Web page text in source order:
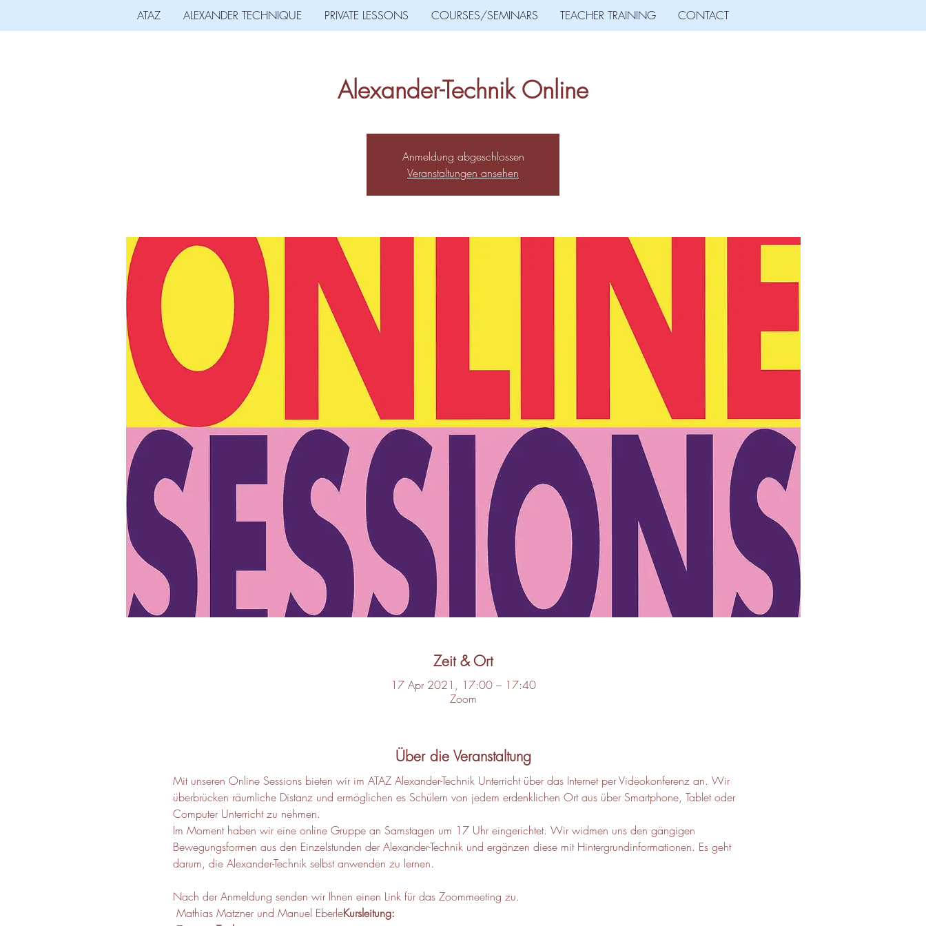
ATAZ ALEXANDER TECHNIQUE PRIVATE LESSONS COURSES/SEMINARS TEACHER TRAINING CONTACT
Alexander-Technik Online
Anmeldung abgeschlossen
Veranstaltungen ansehen
Zeit & Ort
17 Apr 2021, 17:00 – 17:40
Zoom
Über die Veranstaltung
Mit unseren Online Sessions bieten wir im ATAZ Alexander-Technik Unterricht über das Internet per Videokonferenz an. Wir
überbrücken räumliche Distanz und ermöglichen es Schülern von jedem erdenklichen Ort aus über Smartphone, Tablet oder
Computer Unterricht zu nehmen.
Im Moment haben wir eine online Gruppe an Samstagen um 17 Uhr eingerichtet. Wir widmen uns den gängigen
Bewegungsformen aus den Einzelstunden der Alexander-Technik und ergänzen diese mit Hintergrundinformationen. Es geht
darum, die Alexander-Technik selbst anwenden zu lernen.
Nach der Anmeldung senden wir Ihnen einen Link für das Zoommeeting zu.
Mathias Matzner und Manuel EberleKursleitung: